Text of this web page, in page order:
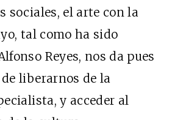
sociales, el arte con la
tal como ha sido
Reyes, nos da pues
liberarnos de la
y acceder al